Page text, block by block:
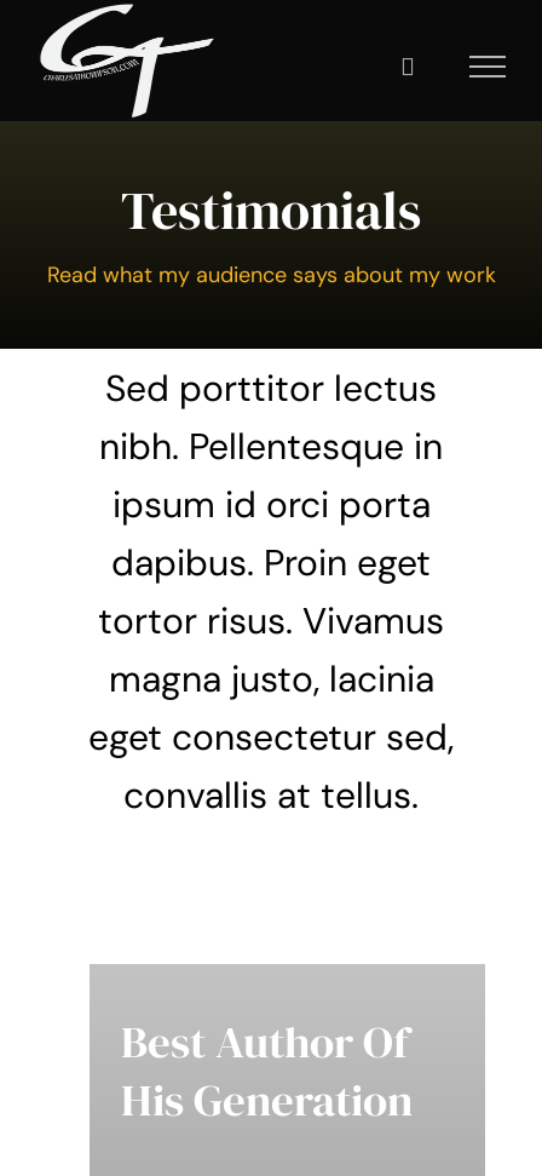
content
Testimonials
Read what my audience says about my work
Sed porttitor lectus
nibh. Pellentesque in
ipsum id orci porta
dapibus. Proin eget
tortor risus. Vivamus
magna justo, lacinia
eget consectetur sed,
convallis at tellus.
Best Author Of
His Generation